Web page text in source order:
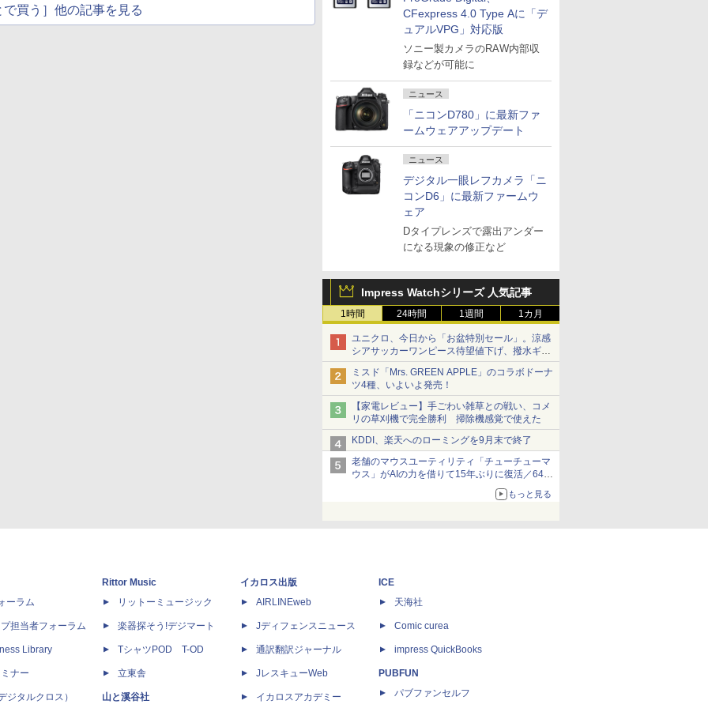
CFexpress 4.0 Type Aに「デ
ュアルVPG」対応版
ソニー製カメラのRAW内部収
録などが可能に
ニュース
「ニコンD780」に最新ファ
ームウェアアップデート
ニュース
デジタル一眼レフカメラ「ニ
コンD6」に最新ファームウ
ェア
Dタイプレンズで露出アンダー
になる現象の修正など
Impress Watchシリーズ 人気記事
1時間 24時間 1週間 1カ月
ユニクロ、今日から「お盆特別セール」。涼感
シアサッカーワンピース待望値下げ、撥水ギア
ショーツは1990円に
ミスド「Mrs. GREEN APPLE」のコラボドーナ
ツ4種、いよいよ発売！
【家電レビュー】手ごわい雑草との戦い、コメ
リの草刈機で完全勝利 掃除機感覚で使えた
KDDI、楽天へのローミングを9月末で終了
老舗のマウスユーティリティ「チューチューマ
ウス」がAIの力を借りて15年ぶりに復活／64bit
化、Windows 10/11、「Chrome」も走り回
る。復活記念で2026年末まで500円
もっと見る
で買う］他の記事を見る
ーラム
担当者フォーラム
Library
ナー
ジタルクロス）
Rittor Music
リットーミュージック
楽器探そう!デジマート
TシャツPOD T-OD
立東舎
山と溪谷社
イカロス出版
AIRLINEweb
Jディフェンスニュース
通訳翻訳ジャーナル
JレスキューWeb
イカロスアカデミー
ICE
天海社
Comic curea
impress QuickBooks
PUBFUN
パブファンセルフ